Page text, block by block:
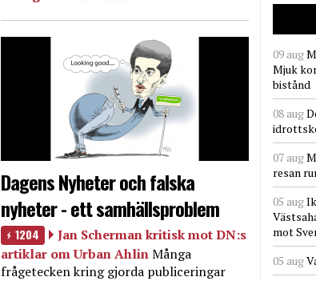
Dagens Nyheter och falska
nyheter - ett samhällsproblem
1204
Jan Scherman kritisk mot DN:s
artiklar om Urban AhlinMånga
frågetecken kring gjorda publiceringar
09 aug
Mjuk
bistånd
08 aug
07 aug
resan
05 aug
mot
05 aug